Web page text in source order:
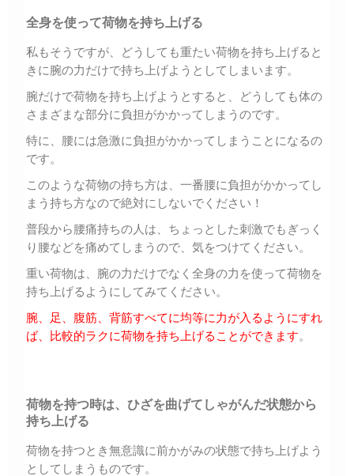
全身を使って荷物を持ち上げる
私もそうですが、どうしても重たい荷物を持ち上げると
きに腕の力だけで持ち上げようとしてしまいます。
腕だけで荷物を持ち上げようとすると、どうしても体の
さまざまな部分に負担がかかってしまうのです。
特に、腰には急激に負担がかかってしまうことになるの
です。
このような荷物の持ち方は、一番腰に負担がかかってし
まう持ち方なので絶対にしないでください！
普段から腰痛持ちの人は、ちょっとした刺激でもぎっく
り腰などを痛めてしまうので、気をつけてください。
重い荷物は、腕の力だけでなく全身の力を使って荷物を
持ち上げるようにしてみてください。
腕、足、腹筋、背筋すべてに均等に力が入るようにすれ
ば、比較的ラクに荷物を持ち上げることができます。
荷物を持つ時は、ひざを曲げてしゃがんだ状態から
持ち上げる
荷物を持つとき無意識に前かがみの状態で持ち上げよう
としてしまうものです。